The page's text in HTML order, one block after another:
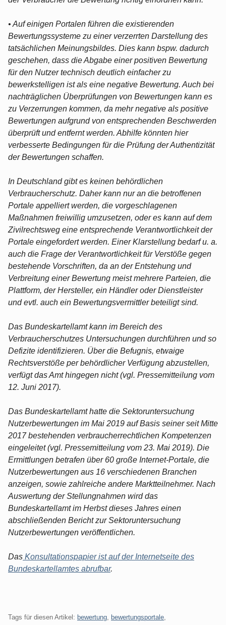
• Auf einigen Portalen führen die existierenden
Bewertungssysteme zu einer verzerrten Darstellung des
tatsächlichen Meinungsbildes. Dies kann bspw. dadurch
geschehen, dass die Abgabe einer positiven Bewertung
für den Nutzer technisch deutlich einfacher zu
bewerkstelligen ist als eine negative Bewertung. Auch bei
nachträglichen Überprüfungen von Bewertungen kann es
zu Verzerrungen kommen, da mehr negative als positive
Bewertungen aufgrund von entsprechenden Beschwerden
überprüft und entfernt werden. Abhilfe könnten hier
verbesserte Bedingungen für die Prüfung der Authentizität
der Bewertungen schaffen.
In Deutschland gibt es keinen behördlichen
Verbraucherschutz. Daher kann nur an die betroffenen
Portale appelliert werden, die vorgeschlagenen
Maßnahmen freiwillig umzusetzen, oder es kann auf dem
Zivilrechtsweg eine entsprechende Verantwortlichkeit der
Portale eingefordert werden. Einer Klarstellung bedarf u. a.
auch die Frage der Verantwortlichkeit für Verstöße gegen
bestehende Vorschriften, da an der Entstehung und
Verbreitung einer Bewertung meist mehrere Parteien, die
Plattform, der Hersteller, ein Händler oder Dienstleister
und evtl. auch ein Bewertungsvermittler beteiligt sind.
Das Bundeskartellamt kann im Bereich des
Verbraucherschutzes Untersuchungen durchführen und so
Defizite identifizieren. Über die Befugnis, etwaige
Rechtsverstöße per behördlicher Verfügung abzustellen,
verfügt das Amt hingegen nicht (vgl. Pressemitteilung vom
12. Juni 2017).
Das Bundeskartellamt hatte die Sektoruntersuchung
Nutzerbewertungen im Mai 2019 auf Basis seiner seit Mitte
2017 bestehenden verbraucherrechtlichen Kompetenzen
eingeleitet (vgl. Pressemitteilung vom 23. Mai 2019). Die
Ermittlungen betrafen über 60 große Internet-Portale, die
Nutzerbewertungen aus 16 verschiedenen Branchen
anzeigen, sowie zahlreiche andere Marktteilnehmer. Nach
Auswertung der Stellungnahmen wird das
Bundeskartellamt im Herbst dieses Jahres einen
abschließenden Bericht zur Sektoruntersuchung
Nutzerbewertungen veröffentlichen.
Das Konsultationspapier ist auf der Internetseite des
Bundeskartellamtes abrufbar.
Tags für diesen Artikel: bewertung bewertungsportale